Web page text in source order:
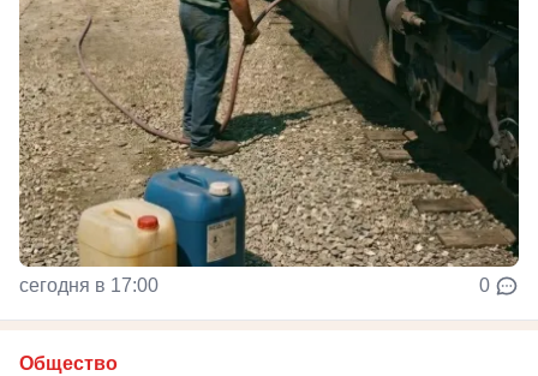
сегодня в 17:00 0
Общество